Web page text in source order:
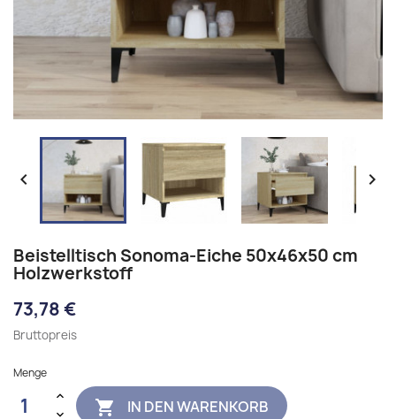
 
Beistelltisch Sonoma-Eiche 50x46x50 cm
Holzwerkstoff
73,78 €
Bruttopreis
Menge
 IN DEN WARENKORB